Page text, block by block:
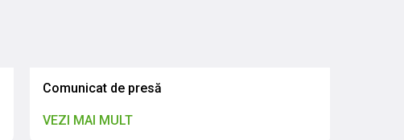
Comunicat de presă
VEZI MAI MULT